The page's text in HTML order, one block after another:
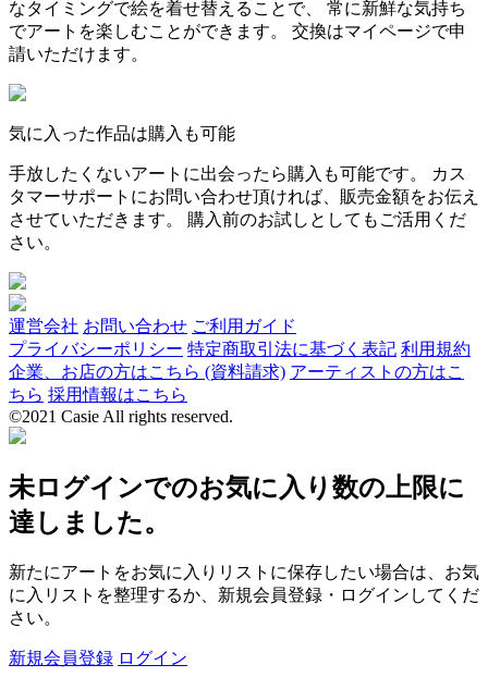
なタイミングで絵を着せ替えることで、 常に新鮮な気持ち
でアートを楽しむことができます。 交換はマイページで申
請いただけます。
気に入った作品は購入も可能
手放したくないアートに出会ったら購入も可能です。 カス
タマーサポートにお問い合わせ頂ければ、販売金額をお伝え
させていただきます。 購入前のお試しとしてもご活用くだ
さい。
運営会社 お問い合わせ ご利用ガイド
プライバシーポリシー 特定商取引法に基づく表記 利用規約
企業、お店の方はこちら (資料請求) アーティストの方はこ
ちら 採用情報はこちら
©2021 Casie All rights reserved.
未ログインでのお気に入り数の上限に
達しました。
新たにアートをお気に入りリストに保存したい場合は、お気
に入リストを整理するか、新規会員登録・ログインしてくだ
さい。
新規会員登録 ログイン